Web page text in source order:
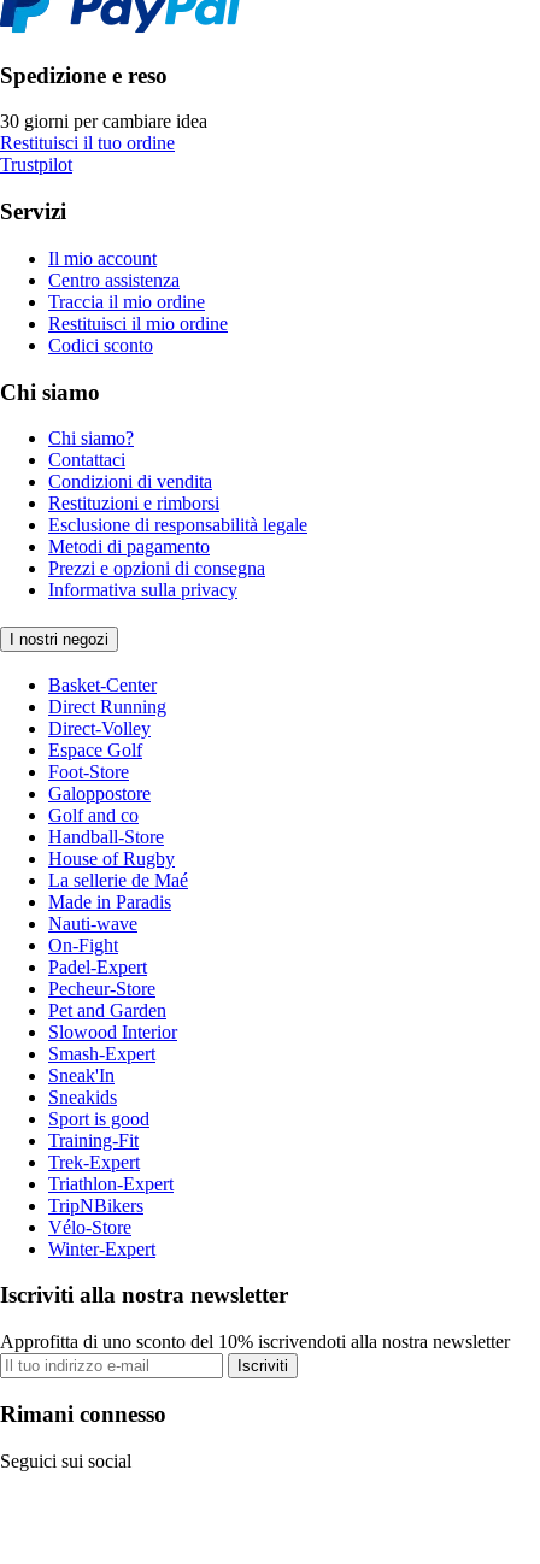
Spedizione e reso
30 giorni per cambiare idea
Restituisci il tuo ordine
Trustpilot
Servizi
Il mio account
Centro assistenza
Traccia il mio ordine
Restituisci il mio ordine
Codici sconto
Chi siamo
Chi siamo?
Contattaci
Condizioni di vendita
Restituzioni e rimborsi
Esclusione di responsabilità legale
Metodi di pagamento
Prezzi e opzioni di consegna
Informativa sulla privacy
I nostri negozi
Basket-Center
Direct Running
Direct-Volley
Espace Golf
Foot-Store
Galoppostore
Golf and co
Handball-Store
House of Rugby
La sellerie de Maé
Made in Paradis
Nauti-wave
On-Fight
Padel-Expert
Pecheur-Store
Pet and Garden
Slowood Interior
Smash-Expert
Sneak'In
Sneakids
Sport is good
Training-Fit
Trek-Expert
Triathlon-Expert
TripNBikers
Vélo-Store
Winter-Expert
Iscriviti alla nostra newsletter
Approfitta di uno sconto del 10% iscrivendoti alla nostra newsletter
Iscriviti
Rimani connesso
Seguici sui social